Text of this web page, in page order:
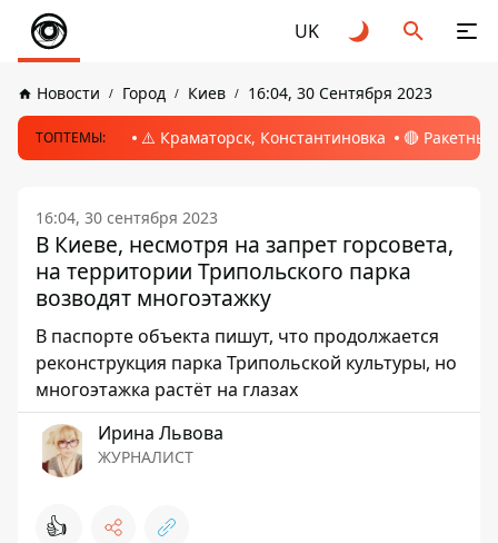
UK
Новости Город Киев 16:04, 30 Сентября 2023
ТОПТЕМЫ: ⚠️ Краматорск, Константиновка 🔴
16:04, 30 сентября 2023
В Киеве, несмотря на запрет горсовета,
на территории Трипольского парка
возводят многоэтажку
В паспорте объекта пишут, что продолжается
реконструкция парка Трипольской культуры, но
многоэтажка растёт на глазах
Ирина Львова
ЖУРНАЛИСТ
👍